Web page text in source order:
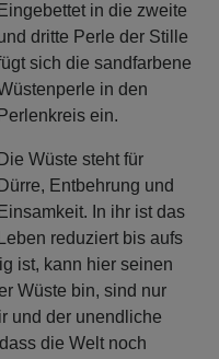
Eingebettet in die zweite
dritte Perle der Stille
sich die sandfarbene
in den
Perlenkreis ein.
Die Wüste steht für
Dürre, Entbehrung und
Einsamkeit. In ihr ist das
Leben reduziert bis aufs
ist, kann hier seinen
Wüste bin, sind nur
und der unendliche
die Welt noch